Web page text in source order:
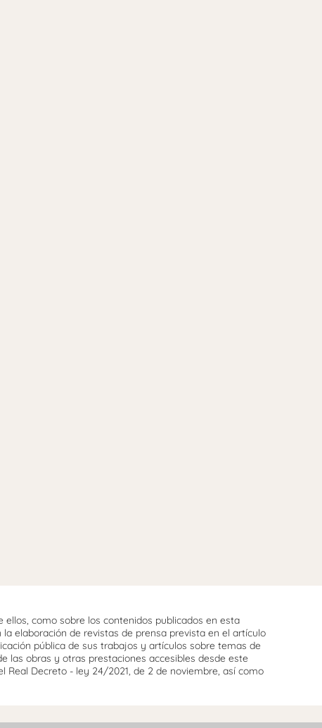
como sobre los contenidos publicados en esta
elaboración de revistas de prensa prevista en el artículo
pública de sus trabajos y artículos sobre temas de
las obras y otras prestaciones accesibles desde este
Decreto - ley 24/2021, de 2 de noviembre, así como